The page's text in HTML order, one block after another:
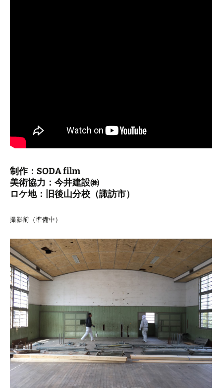
制作：SODA film
美術協力：今井建設㈱
ロケ地：旧後山分校（諏訪市）
撮影前（準備中）